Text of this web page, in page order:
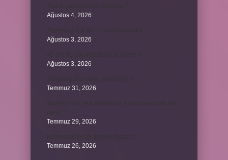
Ağustos 4, 2026
Ağustos 3, 2026
Ağustos 3, 2026
Temmuz 31, 2026
Temmuz 29, 2026
Temmuz 26, 2026